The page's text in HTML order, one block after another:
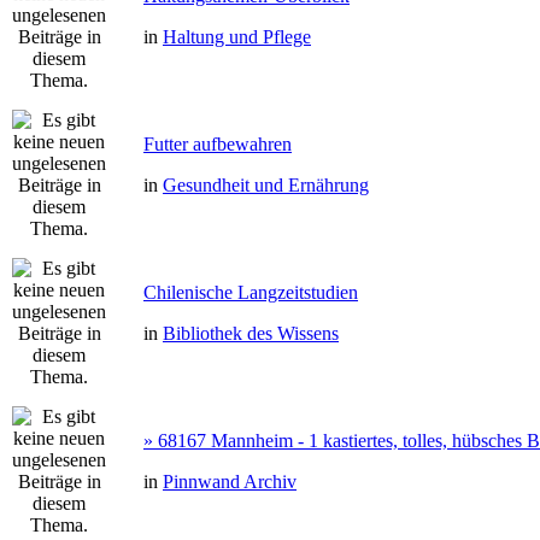
in Haltung und Pflege
Futter aufbewahren
in Gesundheit und Ernährung
Chilenische Langzeitstudien
in Bibliothek des Wissens
» 68167 Mannheim - 1 kastiertes, tolles, hübsches
in Pinnwand Archiv